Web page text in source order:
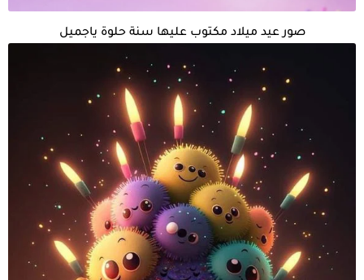
صور عيد ميلاد مكتوب عليها سنة حلوة ياجميل